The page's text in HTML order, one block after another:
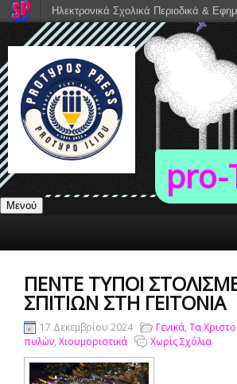
Μενού
ΠΈΝΤΕ ΤΎΠΟΙ
ΣΠΙΤΙΏΝ ΣΤΗ ΓΕΙΤΟΝΙΆ
17 Δεκεμβρίου 2024 Γενικά, Τα
πυλών, Χιουμοριστικά Χωρίς Σχόλια
Ηλεκτρονικά Σχολικά Περιοδικά &